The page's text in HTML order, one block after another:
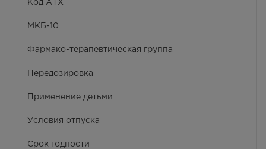
Код АТХ
МКБ-10
Фармако-терапевтическая группа
Передозировка
Применение детьми
Условия отпуска
Срок годности